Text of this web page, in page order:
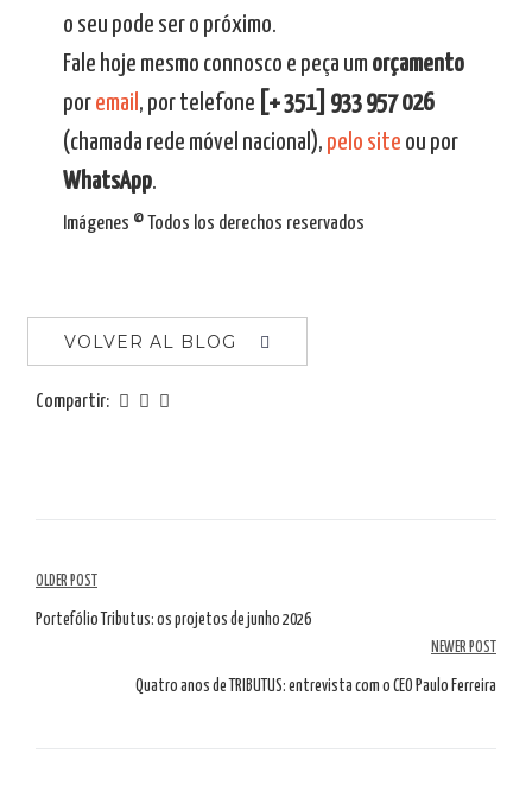
o seu pode ser o próximo.
Fale hoje mesmo connosco e peça um orçamento
por email , por telefone
[+ 351] 933 957 026
(chamada rede móvel nacional), pelo site ou por
WhatsApp.
Imágenes © Todos los derechos reservados
VOLVER AL BLOG
Compartir:
Navegación
por
artículos
OLDER POST
Portefólio Tributus: os projetos de junho 2026
NEWER POST
Quatro anos de TRIBUTUS: entrevista com o CEO Paulo Ferreira